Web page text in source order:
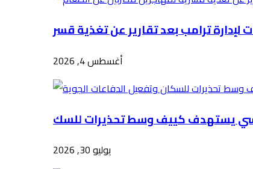
أغسطس 4, 2026
يوليو 30, 2026